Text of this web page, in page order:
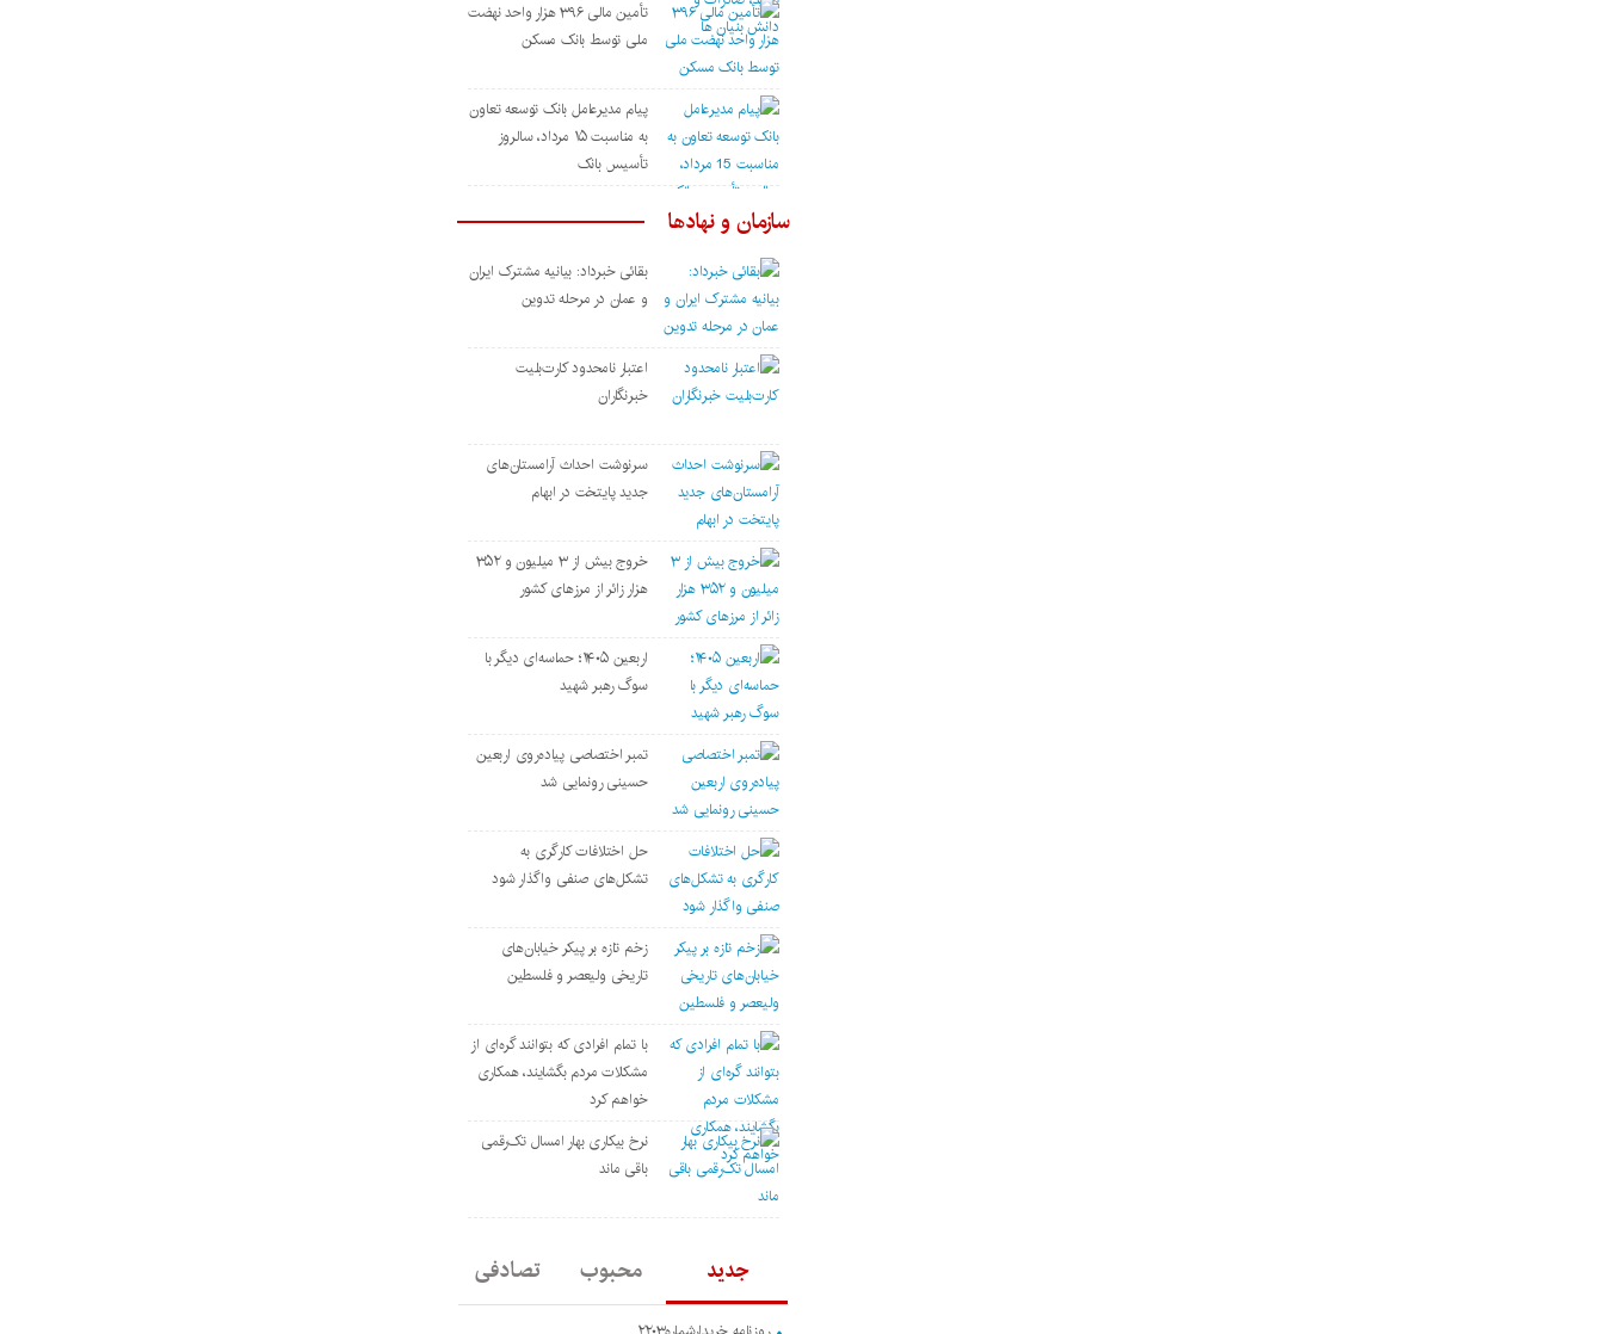
تأمین مالی ۳۹۶ هزار واحد نهضت
ملی توسط بانک مسکن
پیام مدیرعامل بانک توسعه تعاون
به مناسبت ۱۵ مرداد، سالروز
تأسیس بانک
سازمان و نهادها
بقائی خبرداد: بیانیه مشترک ایران
و عمان در مرحله تدوین
اعتبار نامحدود کارت‌بلیت
خبرنگاران
سرنوشت احداث آرامستان‌های
جدید پایتخت در ابهام
خروج بیش از ۳ میلیون و ۳۵۲
هزار زائر از مرزهای کشور
اربعین ۱۴۰۵؛ حماسه‌ای دیگر با
سوگ رهبر شهید
تمبر اختصاصی پیاده‌روی اربعین
حسینی رونمایی شد
حل اختلافات کارگری به
تشکل‌های صنفی واگذار شود
زخم تازه بر پیکر خیابان‌های
تاریخی ولیعصر و فلسطین
با تمام افرادی که بتوانند گره‌ای از
مشکلات مردم بگشایند، همکاری
خواهم کرد
نرخ بیکاری بهار امسال تک‌رقمی
باقی ماند
جدید محبوب تصادفی